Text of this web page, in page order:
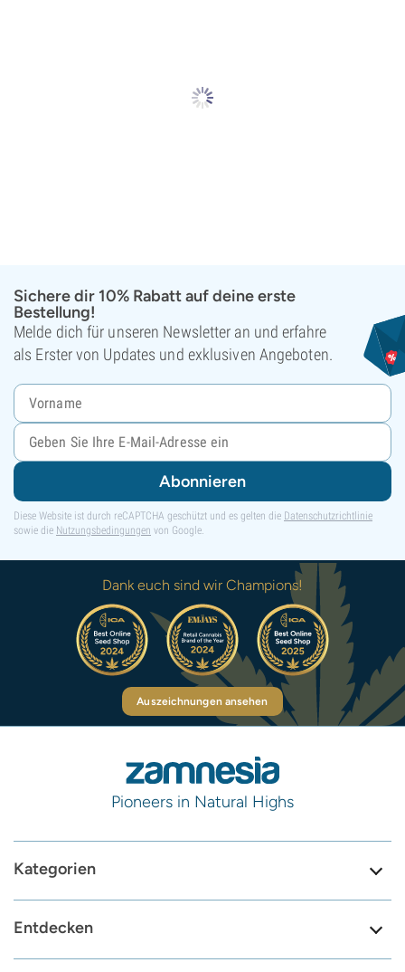
Sichere dir 10% Rabatt auf deine erste
Bestellung!
Melde dich für unseren Newsletter an und erfahre
als Erster von Updates und exklusiven Angeboten.
Abonnieren
Diese Website ist durch reCAPTCHA geschützt und es gelten die Datenschutzrichtlinie
sowie die Nutzungsbedingungen von Google.
Dank euch sind wir Champions!
Auszeichnungen ansehen
Pioneers in Natural Highs
Kategorien
Entdecken